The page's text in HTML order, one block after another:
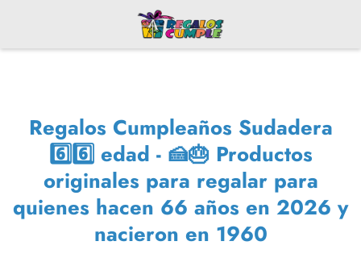
Regalos Cumpleaños Sudadera
6️⃣6️⃣ edad - 🍰🎂 Productos
originales para regalar para
quienes hacen 66 años en 2026 y
nacieron en 1960